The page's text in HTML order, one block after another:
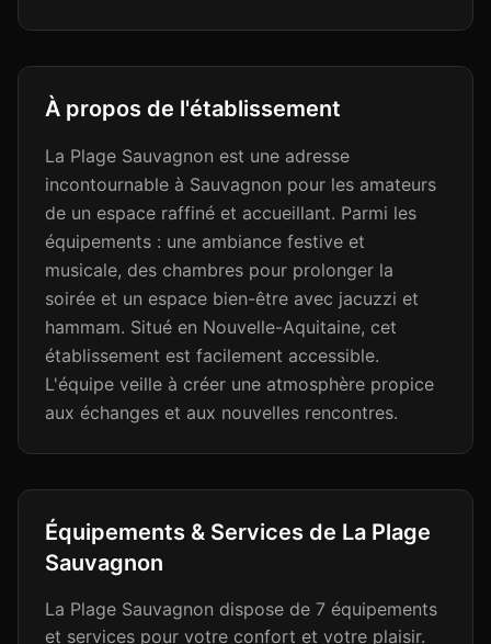
À propos de l'établissement
La Plage Sauvagnon est une adresse
incontournable à Sauvagnon pour les amateurs
de un espace raffiné et accueillant. Parmi les
équipements : une ambiance festive et
musicale, des chambres pour prolonger la
soirée et un espace bien-être avec jacuzzi et
hammam. Situé en Nouvelle-Aquitaine, cet
établissement est facilement accessible.
L'équipe veille à créer une atmosphère propice
aux échanges et aux nouvelles rencontres.
Équipements & Services de La Plage
Sauvagnon
La Plage Sauvagnon dispose de 7 équipements
et services pour votre confort et votre plaisir.